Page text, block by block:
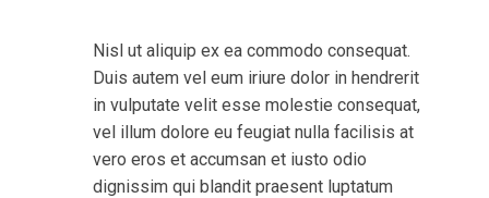
Nisl ut aliquip ex ea commodo consequat.
Duis autem vel eum iriure dolor in hendrerit
in vulputate velit esse molestie consequat,
vel illum dolore eu feugiat nulla facilisis at
vero eros et accumsan et iusto odio
dignissim qui blandit praesent luptatum